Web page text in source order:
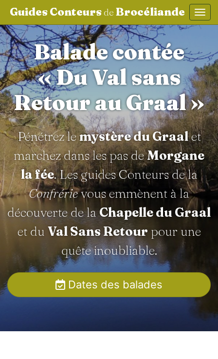
aller au contenu
Guides Conteursde Brocéliande
Balade contée
« Du Val sans
Retour au Graal »
Pénétrez lemystère du Graalet
marchez dans les pas deMorgane
la fée. Les guides Conteurs de la
Confrérievous emmènent à la
découverte de laChapelle du Graal
et du Val Sans Retour pour une
quête inoubliable.
Dates des balades